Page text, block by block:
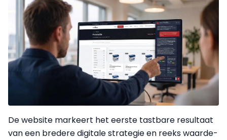
De website markeert het eerste tastbare resultaat
van een bredere digitale strategie en reeks waarde-